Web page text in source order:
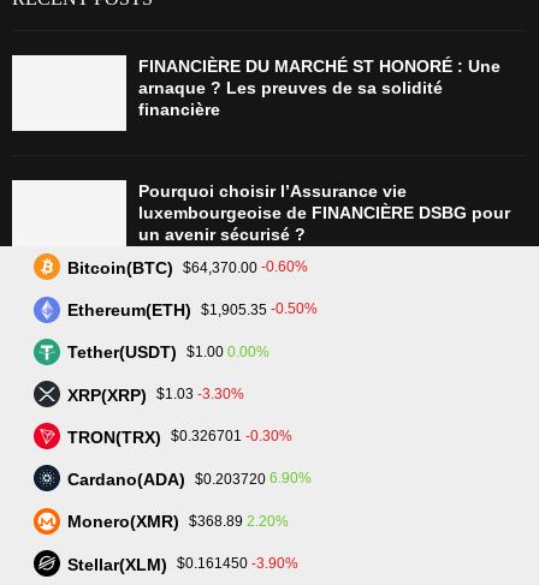
FINANCIÈRE DU MARCHÉ ST HONORÉ : Une
arnaque ? Les preuves de sa solidité
financière
Pourquoi choisir l’Assurance vie
luxembourgeoise de FINANCIÈRE DSBG pour
un avenir sécurisé ?
Tradez plus intelligemment avec Assetarion :
L’avenir du trading : SmartPortfolio Trading, la
monnaies
Bitcoin(BTC) $64,370.00 -0.60%
Ethereum(ETH) $1,905.35 -0.50%
Tether(USDT) $1.00 0.00%
XRP(XRP) $1.03 -3.30%
TRON(TRX) $0.326701 -0.30%
Cardano(ADA) $0.203720 6.90%
Monero(XMR) $368.89 2.20%
Stellar(XLM) $0.161450 -3.90%